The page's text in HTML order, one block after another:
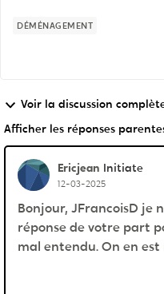
DÉMÉNAGEMENT
Voir la discussion
Afficher les réponses
Ericjean Initiate
12-03-2025
Bonjour, JFrancoisD je
réponse de votre part
mal entendu. On en est